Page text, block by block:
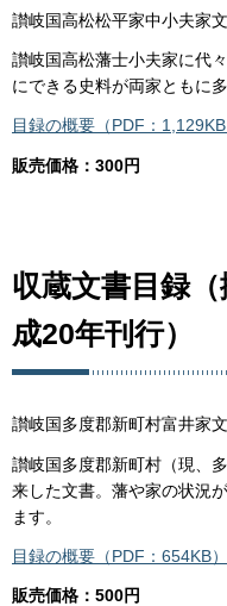
讃岐国高松松平家中小夫家
讃岐国高松藩士小夫家に代
にできる史料が両家ともに
目録の概要（PDF：1,129KB
販売価格：300円
収蔵文書目録
成20年刊行）
讃岐国多度郡新町村富井家
讃岐国多度郡新町村（現、
来した文書。藩や家の状況
ます。
目録の概要（PDF：654KB）
販売価格：500円